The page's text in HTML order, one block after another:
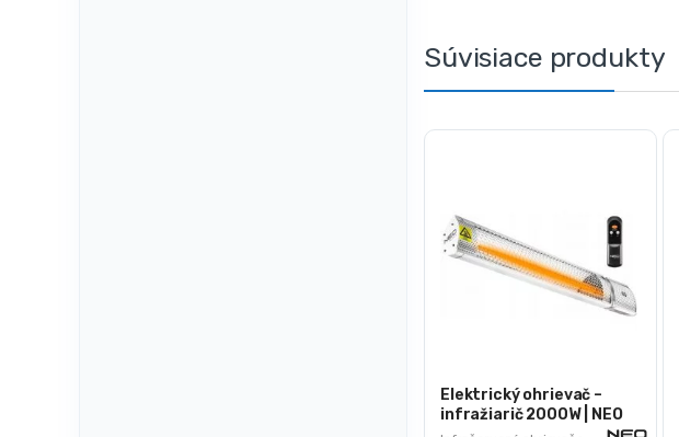
Súvisiace produkty
Elektrický ohrievač –
infražiarič 2000W | NEO